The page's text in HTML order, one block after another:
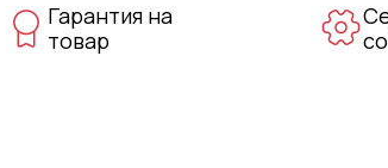
Гарантия на
товар